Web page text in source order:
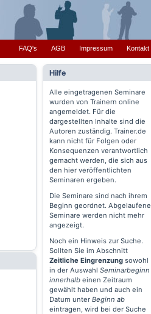
FAQ's AGB Impressum Kontakt
Hilfe
Alle eingetragenen Seminare
wurden von Trainern online
angemeldet. Für die
dargestellten Inhalte sind die
Autoren zuständig. Trainer.de
kann nicht für Folgen oder
Konsequenzen verantwortlich
gemacht werden, die sich aus
den hier veröffentlichten
Seminaren ergeben.
Die Seminare sind nach ihrem
Beginn geordnet. Abgelaufene
Seminare werden nicht mehr
angezeigt.
Noch ein Hinweis zur Suche.
Sollten Sie im Abschnitt
Zeitliche Eingrenzung sowohl
in der Auswahl Seminarbeginn
innerhalb einen Zeitraum
gewählt haben und auch ein
Datum unter Beginn ab
eintragen, wird bei der Suche